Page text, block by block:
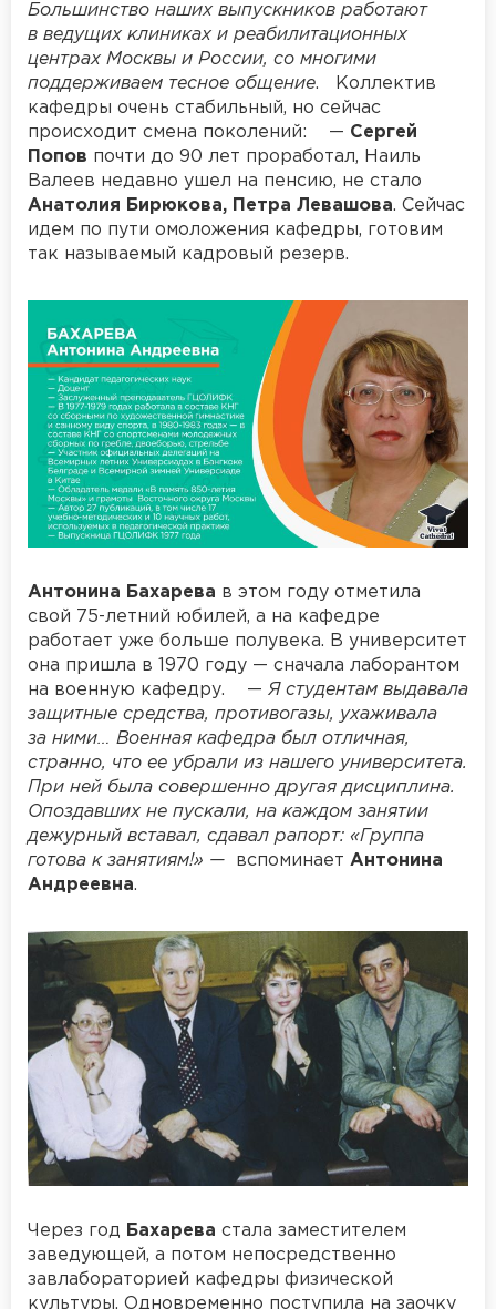
Большинство наших выпускников работают
в ведущих клиниках и реабилитационных
центрах Москвы и России, со многими
поддерживаем тесное общение. Коллектив
кафедры очень стабильный, но сейчас
происходит смена поколений: — Сергей
Попов почти до 90 лет проработал, Наиль
Валеев недавно ушел на пенсию, не стало
Анатолия Бирюкова, Петра Левашова. Сейчас
идем по пути омоложения кафедры, готовим
так называемый кадровый резерв.
Антонина Бахарева в этом году отметила
свой 75-летний юбилей, а на кафедре
работает уже больше полувека. В университет
она пришла в 1970 году — сначала лаборантом
на военную кафедру. — Я студентам выдавала
защитные средства, противогазы, ухаживала
за ними… Военная кафедра был отличная,
странно, что ее убрали из нашего университета.
При ней была совершенно другая дисциплина.
Опоздавших не пускали, на каждом занятии
дежурный вставал, сдавал рапорт: «Группа
готова к занятиям!» — вспоминает Антонина
Андреевна.
Через год Бахарева стала заместителем
заведующей, а потом непосредственно
завлабораторией кафедры физической
культуры. Одновременно поступила на заочку